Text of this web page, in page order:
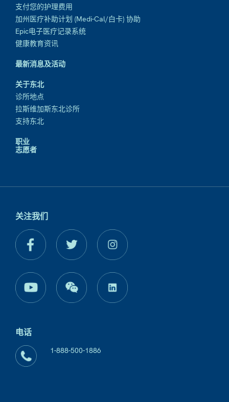
支付您的护理费用
加州医疗补助计划 (Medi-Cal/白卡) 协助
Epic电子医疗记录系统
健康教育资讯
最新消息及活动
关于东北
诊所地点
拉斯维加斯东北诊所
支持东北
职业
志愿者
关注我们
电话
1-888-500-1886